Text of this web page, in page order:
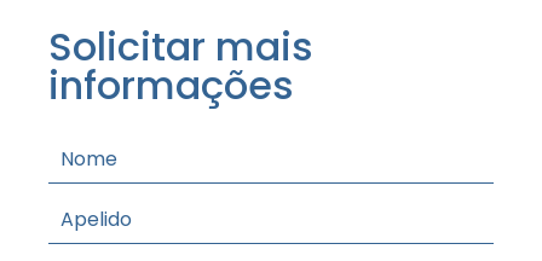
Solicitar mais
informações